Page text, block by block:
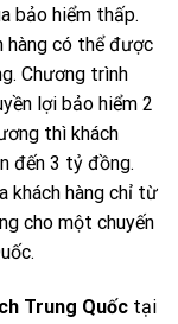
bảo hiểm thấp.
hàng có thể được
Chương trình
lợi bảo hiểm 2
thì khách
đến 3 tỷ đồng.
khách hàng chỉ từ
cho một chuyến
Trung Quốc tại